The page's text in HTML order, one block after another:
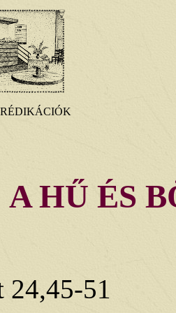
A HŰ ÉS
24,45-51